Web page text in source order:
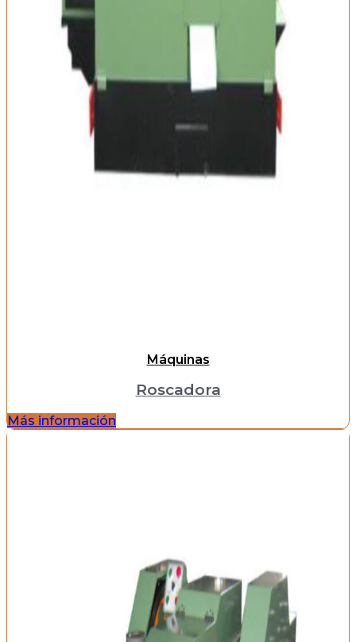
Máquinas
Roscadora
Más información